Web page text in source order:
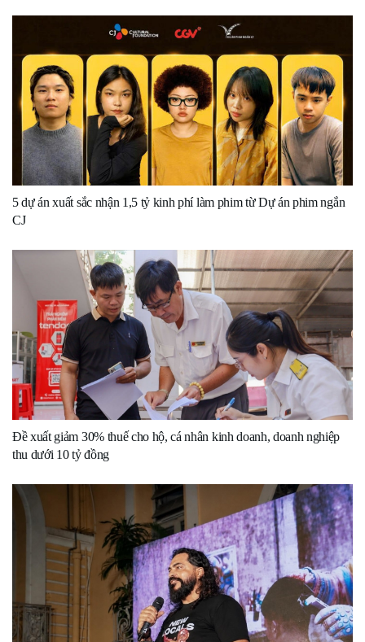
5 dự án xuất sắc nhận 1,5 tỷ kinh phí làm phim từ Dự án phim ngắn
CJ
Đề xuất giảm 30% thuế cho hộ, cá nhân kinh doanh, doanh nghiệp
thu dưới 10 tỷ đồng